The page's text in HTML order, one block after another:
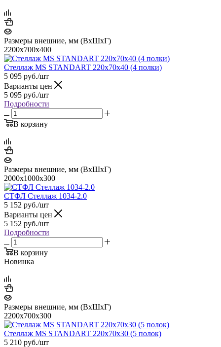
Размеры внешние, мм (ВхШхГ)
2200x700x400
Стеллаж MS STANDART 220х70х40 (4 полки)
5 095 руб./шт
Варианты цен
5 095 руб./шт
Подробности
В корзину
Размеры внешние, мм (ВхШхГ)
2000х1000х300
СТФЛ Стеллаж 1034-2.0
5 152 руб./шт
Варианты цен
5 152 руб./шт
Подробности
В корзину
Новинка
Размеры внешние, мм (ВхШхГ)
2200x700x300
Стеллаж MS STANDART 220х70х30 (5 полок)
5 210 руб./шт